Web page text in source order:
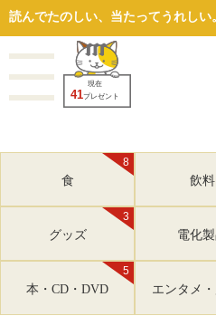
読んでたのしい、当たってうれしい
現在
41プレゼント
8
食 飲料
3
グッズ 電化
5
本・CD・DVD エンタメ